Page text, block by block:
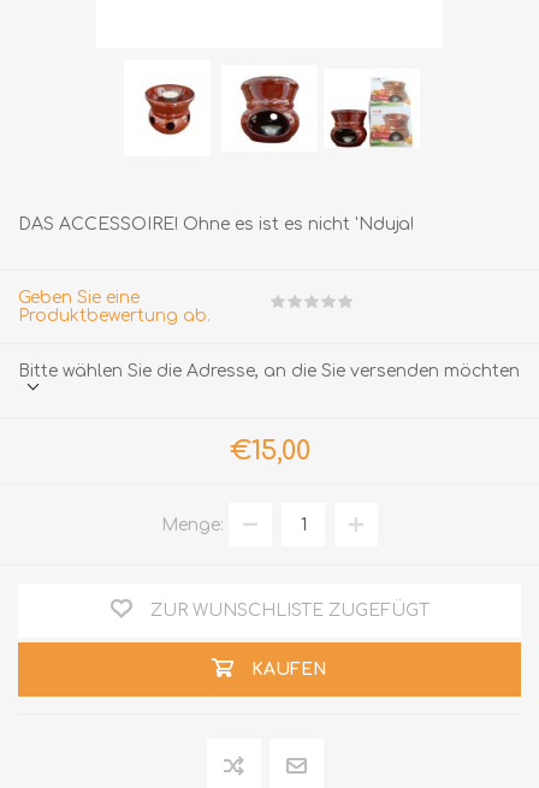
DAS ACCESSOIRE! Ohne es ist es nicht 'Nduja!
Geben Sie eine
Produktbewertung ab.
Bitte wählen Sie die Adresse, an die Sie versenden möchten
€15,00
Menge:
ZUR WUNSCHLISTE ZUGEFÜGT
KAUFEN